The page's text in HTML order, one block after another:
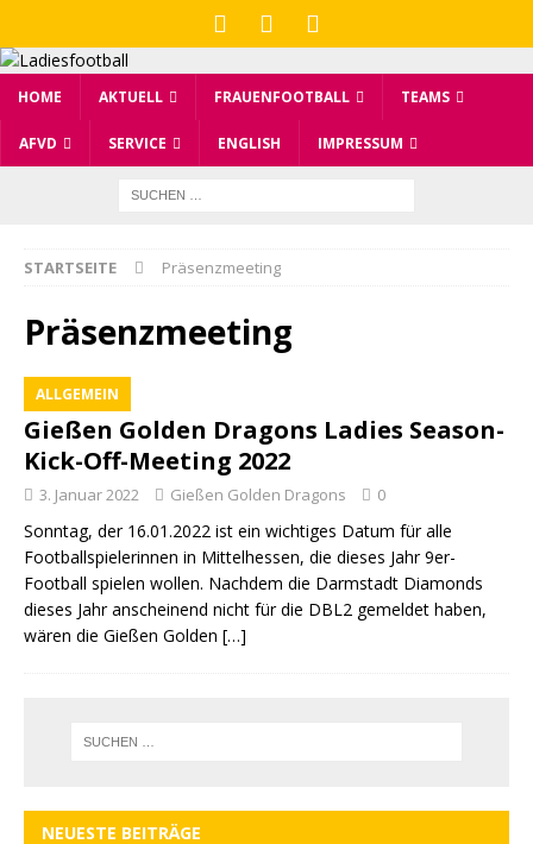
HOME AKTUELL FRAUENFOOTBALL TEAMS
AFVD SERVICE ENGLISH IMPRESSUM
STARTSEITE Präsenzmeeting
Präsenzmeeting
ALLGEMEIN
Gießen Golden Dragons Ladies Season-
Kick-Off-Meeting 2022
3. Januar 2022 Gießen Golden Dragons 0
Sonntag, der 16.01.2022 ist ein wichtiges Datum für alle
Footballspielerinnen in Mittelhessen, die dieses Jahr 9er-
Football spielen wollen. Nachdem die Darmstadt Diamonds
dieses Jahr anscheinend nicht für die DBL2 gemeldet haben,
wären die Gießen Golden […]
NEUESTE BEITRÄGE